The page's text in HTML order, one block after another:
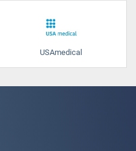
USAmedical